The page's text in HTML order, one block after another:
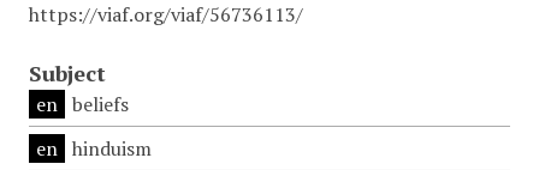
https://viaf.org/viaf/56736113/
Subject
en beliefs
en hinduism